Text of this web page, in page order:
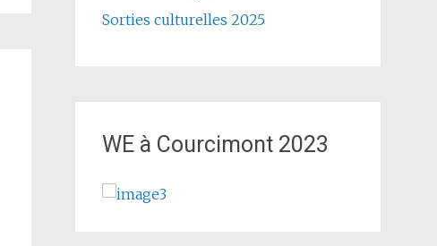
Sorties culturelles 2025
WE à Courcimont 2023